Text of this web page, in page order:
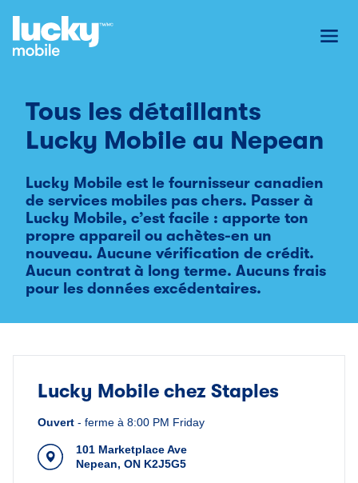
Tous les détaillants
Lucky Mobile au Nepean
Lucky Mobile est le fournisseur canadien
de services mobiles pas chers. Passer à
Lucky Mobile, c’est facile : apporte ton
propre appareil ou achètes-en un
nouveau. Aucune vérification de crédit.
Aucun contrat à long terme. Aucuns frais
pour les données excédentaires.
Lucky Mobile chez Staples
Ouvert - ferme à 8:00 PM Friday
101 Marketplace Ave
Nepean, ON K2J5G5